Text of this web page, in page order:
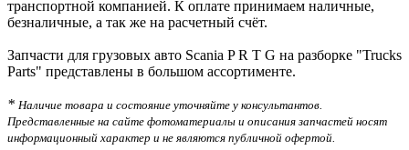
транспортной компанией. К оплате принимаем наличные,
безналичные, а так же на расчетный счёт.
Запчасти для грузовых авто Scania P R T G на разборке "Trucks
Parts" представлены в большом ассортименте.
* Наличие товара и состояние уточняйте у консультантов.
Представленные на сайте фотоматериалы и описания запчастей носят
информационный характер и не являются публичной офертой.